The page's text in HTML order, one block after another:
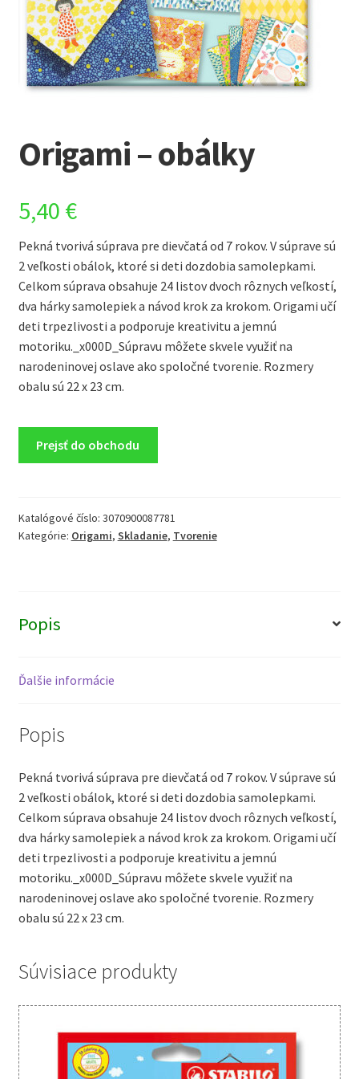
Origami – obálky
5,40 €
Pekná tvorivá súprava pre dievčatá od 7 rokov. V súprave sú
2 veľkosti obálok, ktoré si deti dozdobia samolepkami.
Celkom súprava obsahuje 24 listov dvoch rôznych veľkostí,
dva hárky samolepiek a návod krok za krokom. Origami učí
deti trpezlivosti a podporuje kreativitu a jemnú
motoriku._x000D_Súpravu môžete skvele využiť na
narodeninovej oslave ako spoločné tvorenie. Rozmery
obalu sú 22 x 23 cm.
Prejsť do obchodu
Katalógové číslo: 3070900087781
Kategórie: Origami, Skladanie, Tvorenie
Popis
Ďalšie informácie
Popis
Pekná tvorivá súprava pre dievčatá od 7 rokov. V súprave sú
2 veľkosti obálok, ktoré si deti dozdobia samolepkami.
Celkom súprava obsahuje 24 listov dvoch rôznych veľkostí,
dva hárky samolepiek a návod krok za krokom. Origami učí
deti trpezlivosti a podporuje kreativitu a jemnú
motoriku._x000D_Súpravu môžete skvele využiť na
narodeninovej oslave ako spoločné tvorenie. Rozmery
obalu sú 22 x 23 cm.
Súvisiace produkty